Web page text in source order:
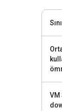
VM